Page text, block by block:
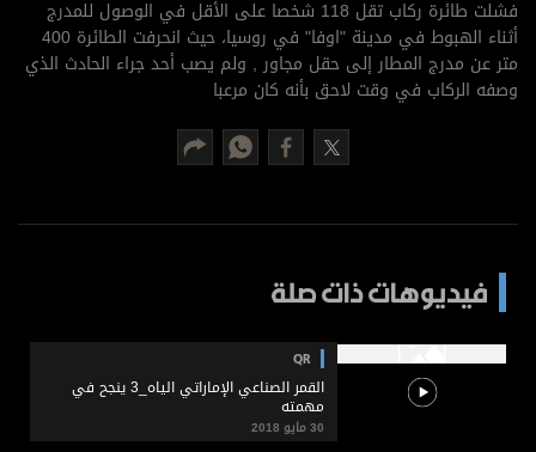
عدد اليوم
فشلت طائرة ركاب تقل 118 شخصا على الأقل في الوصول للمدرج
أثناء الهبوط في مدينة "اوفا" في روسيا، حيث انحرفت الطائرة 400
متر عن مدرج المطار إلى حقل مجاور , ولم يصب أحد جراء الحادث الذي
وصفه الركاب في وقت لاحق بأنه كان مرعبا
فيديوهات ذات صلة
QR
القمر الصناعي الإماراتي الياه_3 ينجح في
مهمته
30 مايو 2018